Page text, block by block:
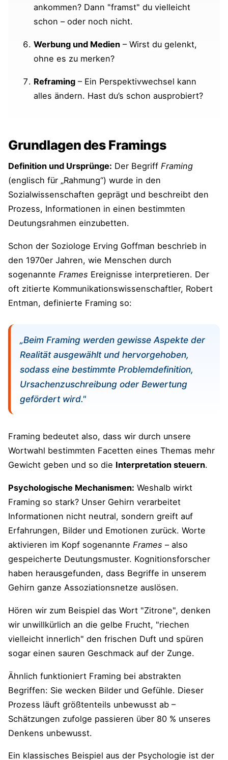
Ergänzungen und Fragen von dir
Videos zum Thema "Framing"
Weitere Artikel und Werkzeuge zum Thema
"Kommunikation und Framing"
ankommen? Dann "framst" du vielleicht
schon – oder noch nicht.
Werbung und Medien – Wirst du gelenkt,
ohne es zu merken?
Reframing – Ein Perspektivwechsel kann
alles ändern. Hast du’s schon ausprobiert?
Grundlagen des Framings
Definition und Ursprünge: Der Begriff Framing
(englisch für „Rahmung“) wurde in den
Sozialwissenschaften geprägt und beschreibt den
Prozess, Informationen in einen bestimmten
Deutungsrahmen einzubetten​.
Schon der Soziologe Erving Goffman beschrieb in
den 1970er Jahren, wie Menschen durch
sogenannte Frames Ereignisse interpretieren. Der
oft zitierte Kommunikationswissenschaftler, Robert
Entman, definierte Framing so:
„Beim Framing werden gewisse Aspekte der
Realität ausgewählt und hervorgehoben,
sodass eine bestimmte Problemdefinition,
Ursachenzuschreibung oder Bewertung
gefördert wird."
Framing bedeutet also, dass wir durch unsere
Wortwahl bestimmten Facetten eines Themas mehr
Gewicht geben und so die Interpretation steuern.
Psychologische Mechanismen: Weshalb wirkt
Framing so stark? Unser Gehirn verarbeitet
Informationen nicht neutral, sondern greift auf
Erfahrungen, Bilder und Emotionen zurück. Worte
aktivieren im Kopf sogenannte Frames – also
gespeicherte Deutungsmuster. Kognitionsforscher
haben herausgefunden, dass Begriffe in unserem
Gehirn ganze Assoziationsnetze auslösen​.
Hören wir zum Beispiel das Wort "Zitrone", denken
wir unwillkürlich an die gelbe Frucht, "riechen
vielleicht innerlich" den frischen Duft und spüren
sogar einen sauren Geschmack auf der Zunge​.
Ähnlich funktioniert Framing bei abstrakten
Begriffen: Sie wecken Bilder und Gefühle. Dieser
Prozess läuft größtenteils unbewusst ab –
Schätzungen zufolge passieren über 80 % unseres
Denkens unbewusst​.
Ein klassisches Beispiel aus der Psychologie ist der